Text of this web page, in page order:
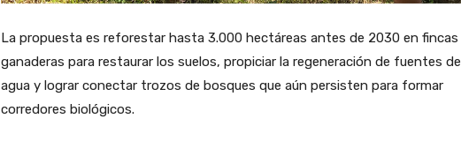
La propuesta es reforestar hasta 3.000 hectáreas antes de 2030 en fincas
ganaderas para restaurar los suelos, propiciar la regeneración de fuentes de
agua y lograr conectar trozos de bosques que aún persisten para formar
corredores biológicos.